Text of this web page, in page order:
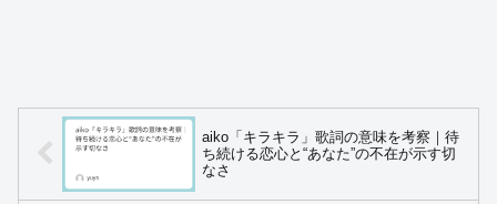
aiko「キラキラ」歌詞の意味を考察｜待
ち続ける恋心と“あなた”の不在が示す切
なさ